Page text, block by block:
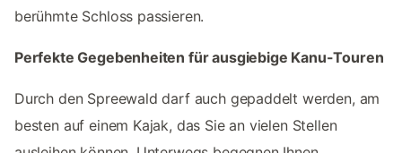
berühmte Schloss passieren.
Perfekte Gegebenheiten für ausgiebige Kanu-Touren
Durch den Spreewald darf auch gepaddelt werden, am
besten auf einem Kajak, das Sie an vielen Stellen